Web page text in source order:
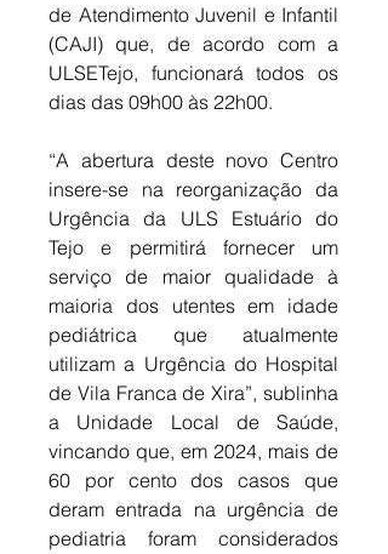
de Atendimento Juvenil e Infantil
(CAJI) que, de acordo com a
ULSETejo, funcionará todos os
dias das 09h00 às 22h00.
“A abertura deste novo Centro
insere-se na reorganização da
Urgência da ULS Estuário do
Tejo e permitirá fornecer um
serviço de maior qualidade à
maioria dos utentes em idade
pediátrica que atualmente
utilizam a Urgência do Hospital
de Vila Franca de Xira”, sublinha
a Unidade Local de Saúde,
vincando que, em 2024, mais de
60 por cento dos casos que
deram entrada na urgência de
pediatria foram considerados